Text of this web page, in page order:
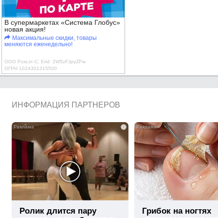
В супермаркетах «Система Глобус»
новая акция!
Максимальные скидки, товары
меняются еженедельно!
ООО Роксэт-С, Erid: 2W5zFJpyZPw
ОГРН 1024301315500
ИНФОРМАЦИЯ ПАРТНЕРОВ
i
Ролик длится пару
Грибок на ногтях